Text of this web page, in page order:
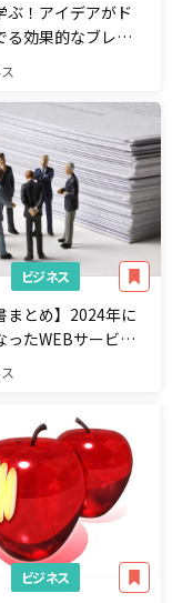
ぶ！アイデアがド
る効果的なブレス
法3選
ビジネス
まとめ】2024年に
ったWEBサービ
ンチャー企画書9
ビジネス